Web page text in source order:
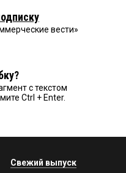
вести»
с текстом
Ctrl + Enter.
Свежий выпуск